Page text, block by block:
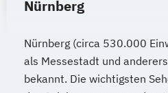
Nürnberg
Nürnberg (circa 530.000
als Messestadt und
bekannt. Die wichtigsten